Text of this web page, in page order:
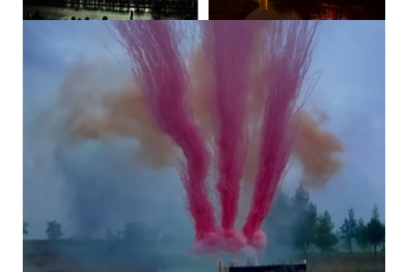
Brocádové komety do Z
16 DALŠÍCH PRODUKTŮ VE STEJNÉ
KATEGORII: